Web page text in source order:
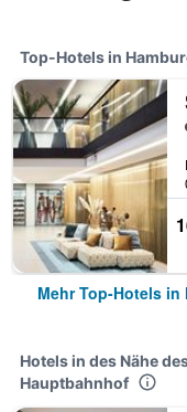
Top-Hotels in
Mehr Top-Hotels in
Hotels in des Nähe
Hauptbahnhof